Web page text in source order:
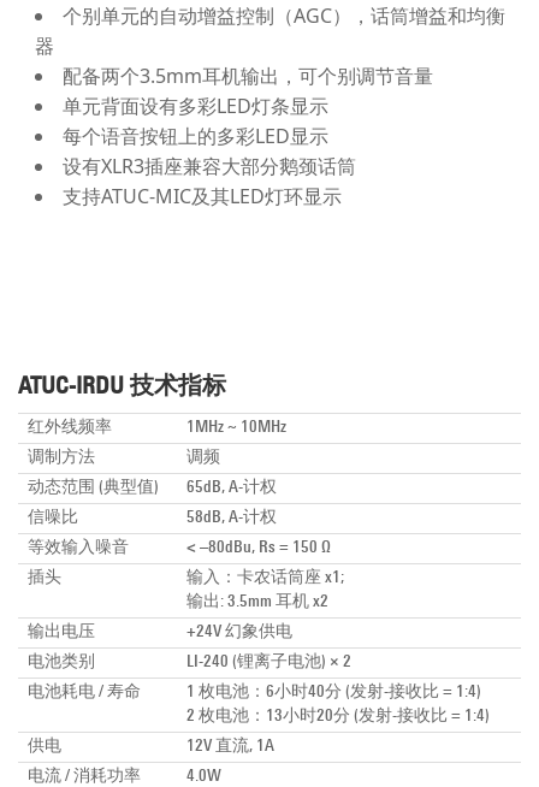
个别单元的自动增益控制（AGC），话筒增益和均衡
器
配备两个3.5mm耳机输出，可个别调节音量
单元背面设有多彩LED灯条显示
每个语音按钮上的多彩LED显示
设有XLR3插座兼容大部分鹅颈话筒
支持ATUC-MIC及其LED灯环显示
ATUC-IRDU 技术指标
红外线频率
1MHz ~ 10MHz
调制方法
调频
动态范围 (典型值)
65dB, A-计权
信噪比
58dB, A-计权
等效输入噪音
< –80dBu, Rs = 150 Ω
插头
输入：卡农话筒座 x1;
输出: 3.5mm 耳机 x2
输出电压
+24V 幻象供电
电池类别
LI-240 (锂离子电池) × 2
电池耗电 / 寿命
1 枚电池：6小时40分 (发射-接收比 = 1:4)
2 枚电池：13小时20分 (发射-接收比 = 1:4)
供电
12V 直流, 1A
电流 / 消耗功率
4.0W